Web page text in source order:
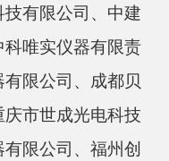
有限公司、中建
唯实仪器有限责
限公司、成都贝
市世成光电科技
限公司、福州创